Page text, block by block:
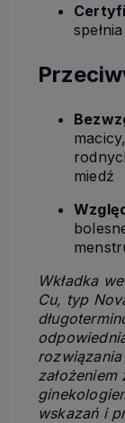
miedź
Wkładka
Cu, typ
wskazań i